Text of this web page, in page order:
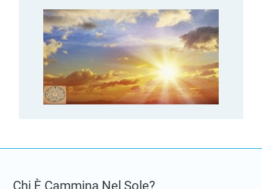
Chi È Cammina Nel Sole?